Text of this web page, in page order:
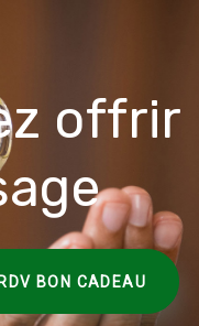
offrir
BON CADEAU